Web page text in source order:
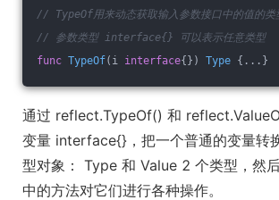
// TypeOf用来动态获取输入参数接口中的值的
// 参数类型 interface{} 可以表示任意类型
func TypeOf(i interface{}) Type {...}
通过 reflect.TypeOf() 和
变量 interface{}，把一个普通的变量转
型对象： Type 和 Value 2 个类型，然
中的方法对它们进行各种操作。